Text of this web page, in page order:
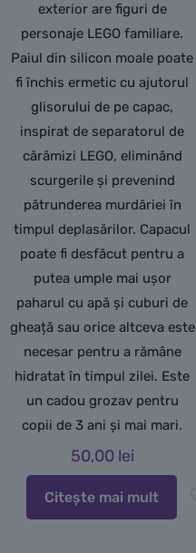
exterior are figuri de
personaje LEGO familiare.
Paiul din silicon moale poate
fi închis ermetic cu ajutorul
glisorului de pe capac,
inspirat de separatorul de
cărămizi LEGO, eliminând
scurgerile și prevenind
pătrunderea murdăriei în
timpul deplasărilor. Capacul
poate fi desfăcut pentru a
putea umple mai ușor
paharul cu apă și cuburi de
gheață sau orice altceva este
necesar pentru a rămâne
hidratat în timpul zilei. Este
un cadou grozav pentru
copii de 3 ani și mai mari.
50,00 lei
Citește mai mult